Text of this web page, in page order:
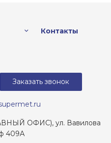
Контакты
ОФИС), ул. Вавилова
409А
Заказать звонок